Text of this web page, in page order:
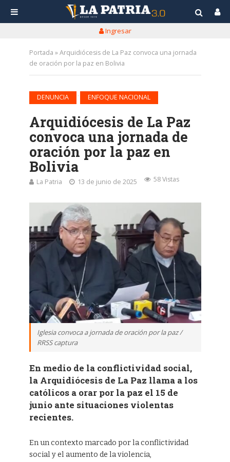
Ingresar
Portada »Arquidiócesis de La Paz convoca una jornada
de oración por la paz en Bolivia
DENUNCIA ENFOQUE NACIONAL
Arquidiócesis de La Paz
convoca una jornada de
oración por la paz en
Bolivia
La Patria 13 de junio de 2025 58 Vistas
Iglesia convoca a jornada de oración por la paz /
RRSS captura
En medio de la conflictividad social,
la Arquidiócesis de La Paz llama a los
católicos a orar por la paz el 15 de
junio ante situaciones violentas
recientes.
En un contexto marcado por la conflictividad
social y el aumento de la violencia,